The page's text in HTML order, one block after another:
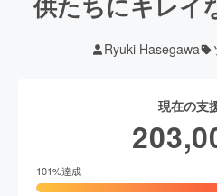
Ryuki Hasegawa
現在の支
101%達成